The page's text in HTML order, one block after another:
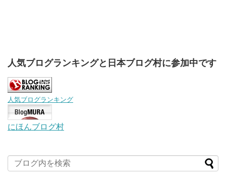
人気ブログランキングと日本ブログ村に参加中です
人気ブログランキング
にほんブログ村